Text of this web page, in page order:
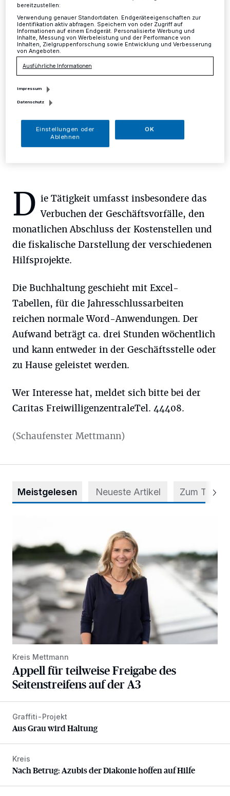
Mettmann ·Die Freiwilligenzentrale sucht eine
Buchhalterin oder einen Buchhalter zur Unterstützung
eines gemeinnützigen Vereines. Dieser unterstützt und
fördert ärztliche, pflegerische, psychotherapeutische
und soziale Hilfsangebote.
18.12.2017 , 14:19 Uhr
D ie Tätigkeit umfasst insbesondere das
Verbuchen der Geschäftsvorfälle, den
monatlichen Abschluss der Kostenstellen und
die fiskalische Darstellung der verschiedenen
Hilfsprojekte.
Die Buchhaltung geschieht mit Excel-
Tabellen, für die Jahresschlussarbeiten
reichen normale Word-Anwendungen. Der
Aufwand beträgt ca. drei Stunden wöchentlich
und kann entweder in der Geschäftsstelle oder
zu Hause geleistet werden.
Wer Interesse hat, meldet sich bitte bei der
Caritas FreiwilligenzentraleTel. 44408.
(Schaufenster Mettmann)
Meistgelesen Neueste Artikel Zum Thema
Kreis Mettmann
Appell für teilweise Freigabe des
Seitenstreifens auf der A3
Aus Grau wird Haltung
Graffiti-Projekt
Aus Grau wird Haltung
Nach Betrug: Azubis der Diakonie hoffen auf Hilfe
Kreis
Nach Betrug: Azubis der Diakonie hoffen auf Hilfe
bereitzustellen:
Verwendung genauer Standortdaten. Endgeräteeigenschaften zur
Identifikation aktiv abfragen. Speichern von oder Zugriff auf
Informationen auf einem Endgerät. Personalisierte Werbung und
Inhalte, Messung von Werbeleistung und der Performance von
Inhalten, Zielgruppenforschung sowie Entwicklung und Verbesserung
von Angeboten.
Ausführliche Informationen
Impressum
Datenschutz
Einstellungen oder
Ablehnen
OK